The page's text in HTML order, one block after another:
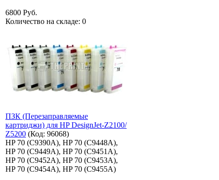
6800 Руб.
Количество на складе: 0
ПЗК (Перезаправляемые
картриджи) для HP DesignJet-Z2100/
Z5200 (Код: 96068)
HP 70 (C9390A), HP 70 (C9448A),
HP 70 (C9449A), HP 70 (C9451A),
HP 70 (C9452A), HP 70 (C9453A),
HP 70 (C9454A), HP 70 (C9455A)